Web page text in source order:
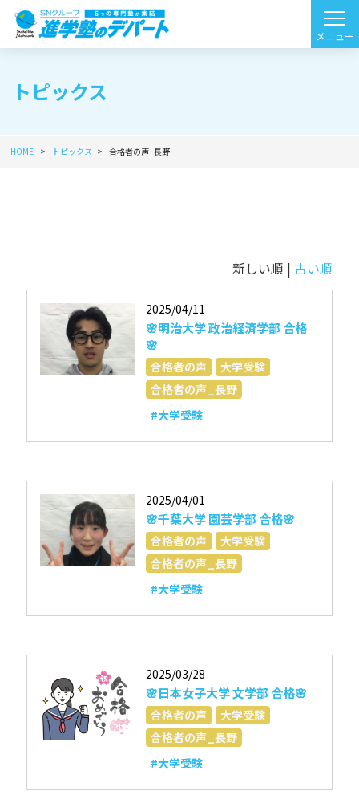
トピックス
HOME トピックス 合格者の声_長野
新しい順 | 古い順
2025/04/11
🌸明治大学 政治経済学部 合格
🌸
合格者の声
大学受験
合格者の声_長野
#大学受験
2025/04/01
🌸千葉大学 園芸学部 合格🌸
合格者の声
大学受験
合格者の声_長野
#大学受験
2025/03/28
🌸日本女子大学 文学部 合格🌸
合格者の声
大学受験
合格者の声_長野
#大学受験